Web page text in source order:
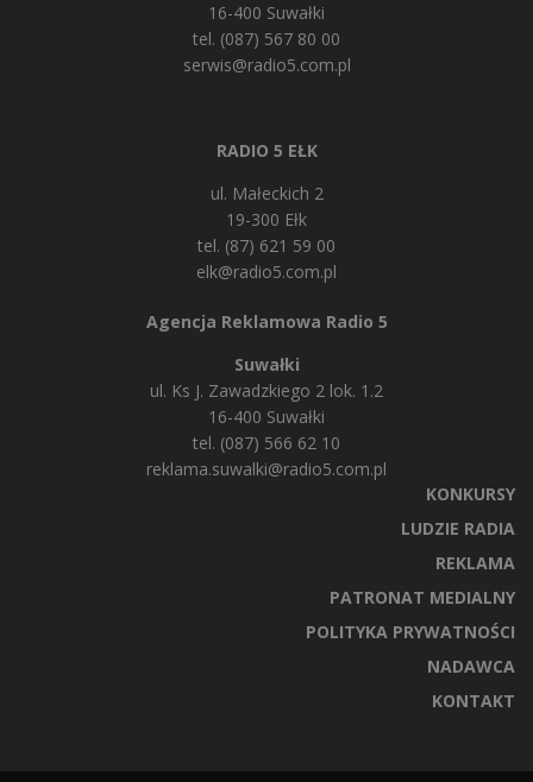
16-400 Suwałki
tel. (087) 567 80 00
serwis@radio5.com.pl
RADIO 5 EŁK
ul. Małeckich 2
19-300 Ełk
tel. (87) 621 59 00
elk@radio5.com.pl
Agencja Reklamowa Radio 5
Suwałki
ul. Ks J. Zawadzkiego 2 lok. 1.2
16-400 Suwałki
tel. (087) 566 62 10
reklama.suwalki@radio5.com.pl
KONKURSY
LUDZIE RADIA
REKLAMA
PATRONAT MEDIALNY
POLITYKA PRYWATNOŚCI
NADAWCA
KONTAKT